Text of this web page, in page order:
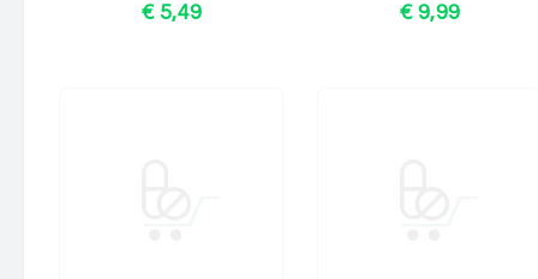
€ 5,49 € 9,99